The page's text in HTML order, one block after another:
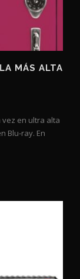
MÁS ALTA
vez en ultra alta
Blu-ray. En